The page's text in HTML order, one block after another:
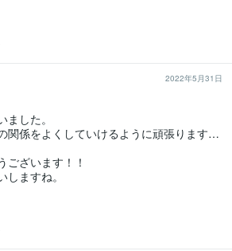
2022年5月31日
した。
関係をよくしていけるように頑張ります…
ございます！！
ますね。